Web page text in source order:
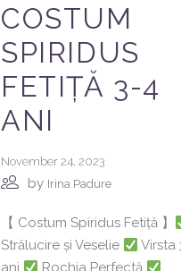
COSTUM
SPIRIDUS
FETIȚĂ 3-4
ANI
November 24, 2023
by Irina Padure
【 Costum Spiridus Fetiță 】
Strălucire și Veselie
Virsta
ani
Rochia Perfectă